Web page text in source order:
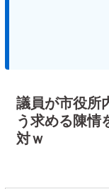
議員が市役所
う求める陳
対ｗ